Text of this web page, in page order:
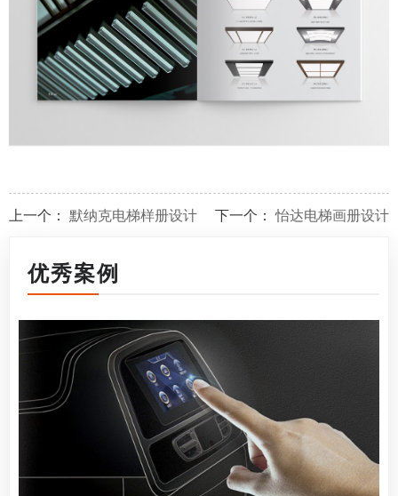
上一个： 默纳克电梯样册设计 下一个：怡达电梯画册设计
优秀案例